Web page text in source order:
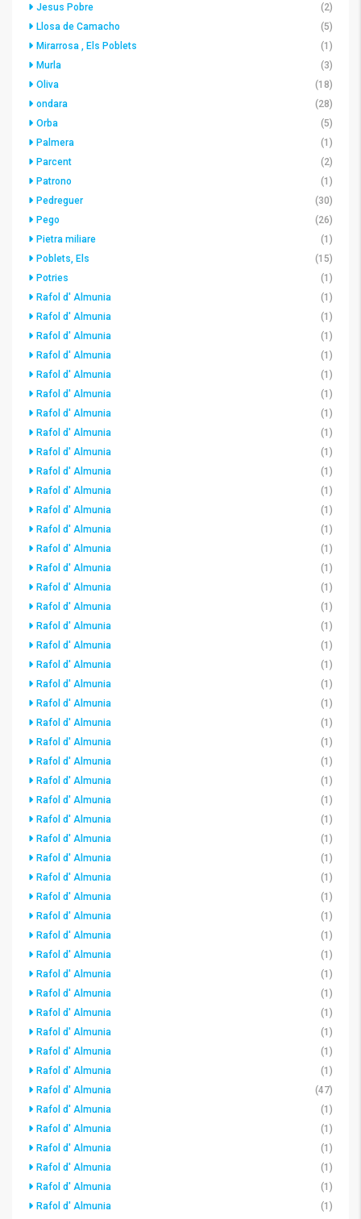
Jesus Pobre
(2)
Llosa de Camacho
(5)
Mirarrosa , Els Poblets
(1)
Murla
(3)
Oliva
(18)
ondara
(28)
Orba
(5)
Palmera
(1)
Parcent
(2)
Patrono
(1)
Pedreguer
(30)
Pego
(26)
Pietra miliare
(1)
Poblets, Els
(15)
Potries
(1)
Rafol d' Almunia
(1)
Rafol d' Almunia
(1)
Rafol d' Almunia
(1)
Rafol d' Almunia
(1)
Rafol d' Almunia
(1)
Rafol d' Almunia
(1)
Rafol d' Almunia
(1)
Rafol d' Almunia
(1)
Rafol d' Almunia
(1)
Rafol d' Almunia
(1)
Rafol d' Almunia
(1)
Rafol d' Almunia
(1)
Rafol d' Almunia
(1)
Rafol d' Almunia
(1)
Rafol d' Almunia
(1)
Rafol d' Almunia
(1)
Rafol d' Almunia
(1)
Rafol d' Almunia
(1)
Rafol d' Almunia
(1)
Rafol d' Almunia
(1)
Rafol d' Almunia
(1)
Rafol d' Almunia
(1)
Rafol d' Almunia
(1)
Rafol d' Almunia
(1)
Rafol d' Almunia
(1)
Rafol d' Almunia
(1)
Rafol d' Almunia
(1)
Rafol d' Almunia
(1)
Rafol d' Almunia
(1)
Rafol d' Almunia
(1)
Rafol d' Almunia
(1)
Rafol d' Almunia
(1)
Rafol d' Almunia
(1)
Rafol d' Almunia
(1)
Rafol d' Almunia
(1)
Rafol d' Almunia
(1)
Rafol d' Almunia
(1)
Rafol d' Almunia
(1)
Rafol d' Almunia
(1)
Rafol d' Almunia
(1)
Rafol d' Almunia
(1)
Rafol d' Almunia
(47)
Rafol d' Almunia
(1)
Rafol d' Almunia
(1)
Rafol d' Almunia
(1)
Rafol d' Almunia
(1)
Rafol d' Almunia
(1)
Rafol d' Almunia
(1)